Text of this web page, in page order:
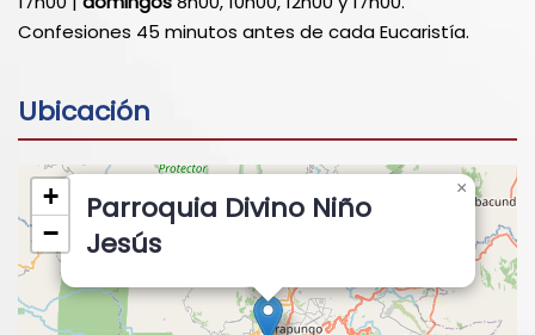
Confesiones 45 minutos antes de cada Eucaristía.
Ubicación
Parroquia Divino Niño
Jesús
×
+
−